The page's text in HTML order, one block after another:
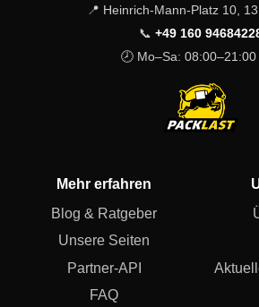
📍 Heinrich-Mann-Platz 10,
📞 +49 160
🕗 Mo–Sa: 08:00–21:00
Mehr erfahren
Blog & Ratgeber
Unsere Seiten
Partner-API
FAQ